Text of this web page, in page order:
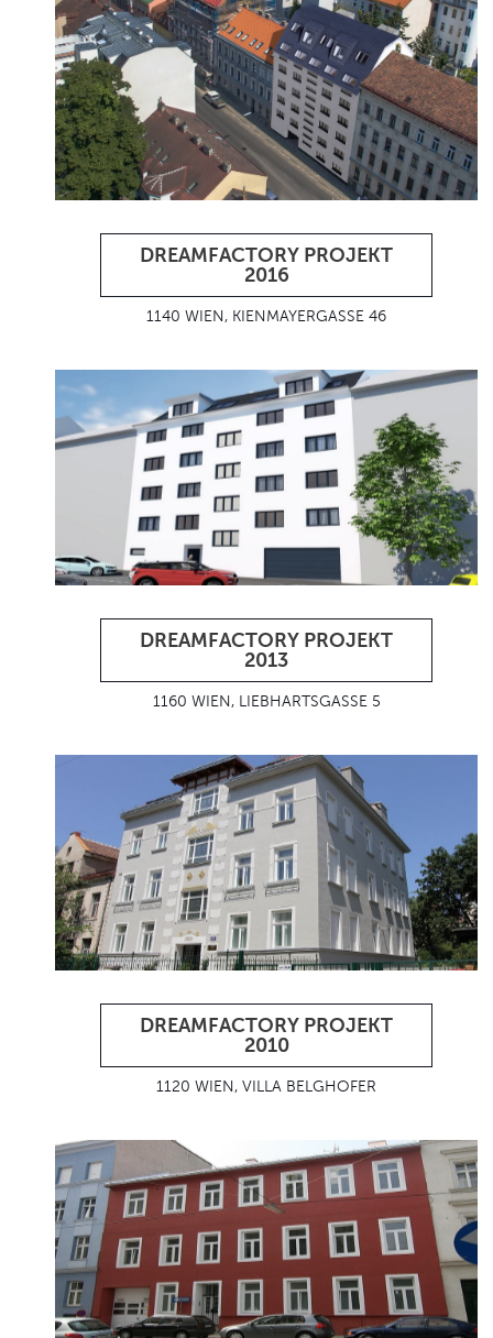
DREAMFACTORY PROJEKT
2016
1140 WIEN, KIENMAYERGASSE 46
DREAMFACTORY PROJEKT
2013
1160 WIEN, LIEBHARTSGASSE 5
DREAMFACTORY PROJEKT
2010
1120 WIEN, VILLA BELGHOFER